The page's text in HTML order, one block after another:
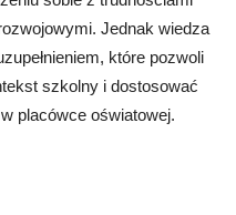
Jednak wiedza
które pozwoli
szkolny i dostosować
placówce oświatowej.